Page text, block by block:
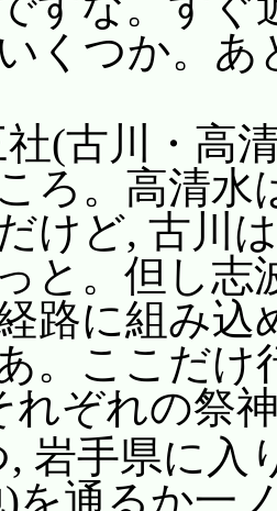
坊主も効果
タート。
かせてま
無関係な
どね。そ
えばクーラ
目集めるの
と合流。
らわれま
にあれこ
第1話から
くつか。
(古川・高
ろ。高清水
けど, 古川
と。但し志
路に組み
。ここだ
れぞれの祭
, 岩手県に入
を通るか一